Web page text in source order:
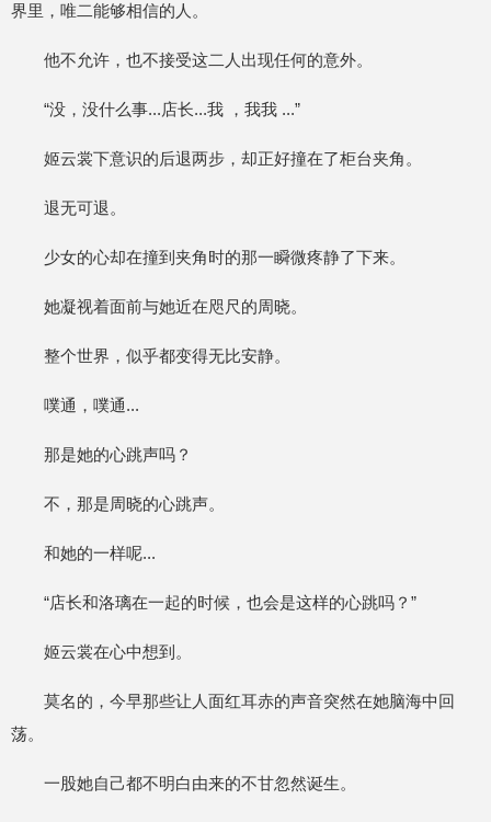
界里，唯二能够相信的人。
他不允许，也不接受这二人出现任何的意外。
“没，没什么事...店长...我 ，我我 ...”
姬云裳下意识的后退两步，却正好撞在了柜台夹角。
退无可退。
少女的心却在撞到夹角时的那一瞬微疼静了下来。
她凝视着面前与她近在咫尺的周晓。
整个世界，似乎都变得无比安静。
噗通，噗通...
那是她的心跳声吗？
不，那是周晓的心跳声。
和她的一样呢...
“店长和洛璃在一起的时候，也会是这样的心跳吗？”
姬云裳在心中想到。
莫名的，今早那些让人面红耳赤的声音突然在她脑海中回
荡。
一股她自己都不明白由来的不甘忽然诞生。